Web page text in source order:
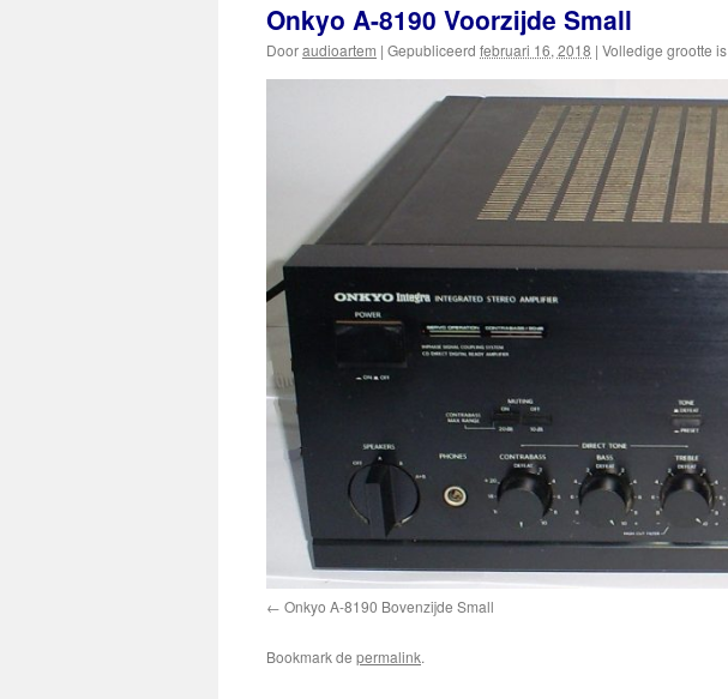
Onkyo A-8190 Voorzijde Small
Dooraudioartem | Gepubliceerd februari 16, 2018 | Volledige grootte is
Onkyo A-8190 Bovenzijde Small
Bookmark de permalink.